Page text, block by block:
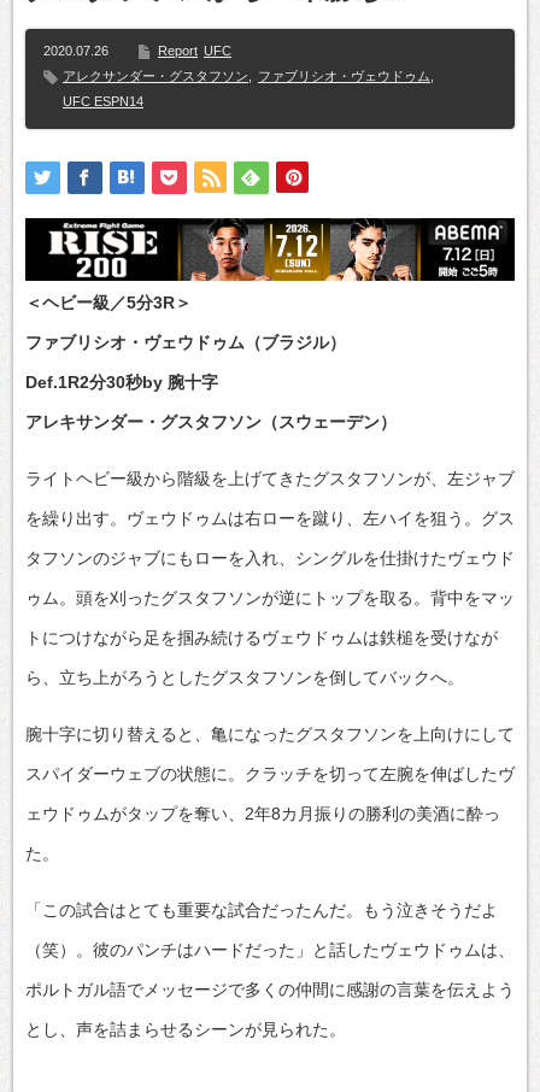
2020.07.26 Report UFC
アレクサンダー・グスタフソン
ファブリシオ・ヴェウドゥム
UFC ESPN14
＜ヘビー級／5分3R＞
ファブリシオ・ヴェウドゥム（ブラジル）
Def.1R2分30秒by 腕十字
アレキサンダー・グスタフソン（スウェーデン）
ライトヘビー級から階級を上げてきたグスタフソンが、左ジャブ
を繰り出す。ヴェウドゥムは右ローを蹴り、左ハイを狙う。グス
タフソンのジャブにもローを入れ、シングルを仕掛けたヴェウド
ゥム。頭を刈ったグスタフソンが逆にトップを取る。背中をマッ
トにつけながら足を掴み続けるヴェウドゥムは鉄槌を受けなが
ら、立ち上がろうとしたグスタフソンを倒してバックへ。
腕十字に切り替えると、亀になったグスタフソンを上向けにして
スパイダーウェブの状態に。クラッチを切って左腕を伸ばしたヴ
ェウドゥムがタップを奪い、2年8カ月振りの勝利の美酒に酔っ
た。
「この試合はとても重要な試合だったんだ。もう泣きそうだよ
（笑）。彼のパンチはハードだった」と話したヴェウドゥムは、
ポルトガル語でメッセージで多くの仲間に感謝の言葉を伝えよう
とし、声を詰まらせるシーンが見られた。